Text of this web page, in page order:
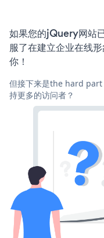
如果您的jQuery网站
服了在建立企业在线
你！
但接下来是the hard
持更多的访问者？